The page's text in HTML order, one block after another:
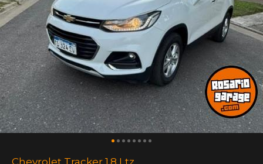
Chevrolet Tracker 1.8 Ltz